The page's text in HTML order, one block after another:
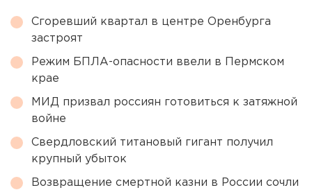
Сгоревший квартал в центре Оренбурга
застроят
Режим БПЛА-опасности ввели в Пермском
крае
МИД призвал россиян готовиться к затяжной
войне
Свердловский титановый гигант получил
крупный убыток
Возвращение смертной казни в России сочли